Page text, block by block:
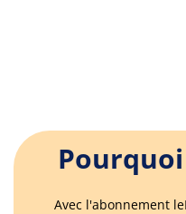
Avec l'abonnement